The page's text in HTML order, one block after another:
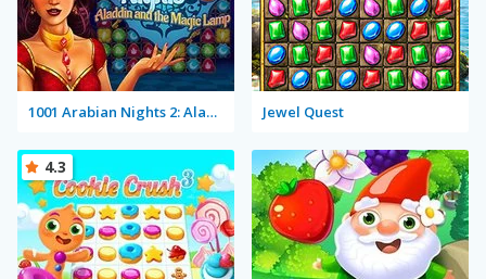
1001 Arabian Nights 2: Aladdin and the Magic Lamp Jewel Quest
4.3